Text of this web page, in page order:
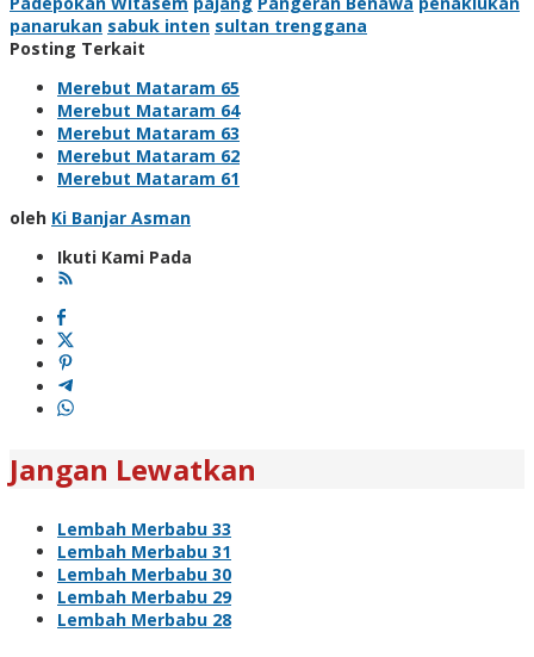
panarukan sabuk inten sultan trenggana
Posting Terkait
Merebut Mataram 65
Merebut Mataram 64
Merebut Mataram 63
Merebut Mataram 62
Merebut Mataram 61
oleh Ki Banjar Asman
Ikuti Kami Pada
Jangan Lewatkan
Lembah Merbabu 33
Lembah Merbabu 31
Lembah Merbabu 30
Lembah Merbabu 29
Lembah Merbabu 28